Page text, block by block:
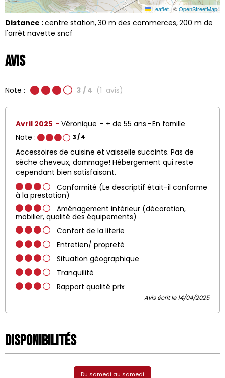
Leaflet |©OpenStreetMap
Distance :centre station 30 m des commerces 200 m de
l'arrêt navette sncf
Avis
Note : 3 / 4 (1 avis)
Avril 2025 Véronique + de 55 ans
En famille
Note :
3/ 4
Accessoires de cuisine et vaisselle succints. Pas de
sèche cheveux, dommage! Hébergement qui reste
cependant bien satisfaisant.
Conformité (Le descriptif était-il conforme
à la prestation)
Aménagement intérieur (décoration,
mobilier, qualité des équipements)
Confort de la literie
Entretien/ propreté
Situation géographique
Tranquilité
Rapport qualité prix
Avis écrit le 14/04/2025
Disponibilités
Du samedi au samedi